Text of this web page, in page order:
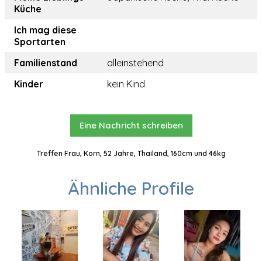
Küche
Ich mag diese
Sportarten
Familienstand
alleinstehend
Kinder
kein Kind
Eine Nachricht schreiben
Treffen Frau, Korn, 52 Jahre, Thailand, 160cm und 46kg
Ähnliche Profile